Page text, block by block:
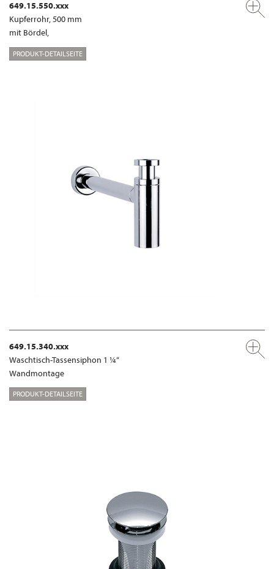
649.15.550.xxx
Kupferrohr, 500 mm
mit Bördel,
PRODUKT-DETAILSEITE
649.15.340.xxx
Waschtisch-Tassensiphon 1 ¼“
Wandmontage
PRODUKT-DETAILSEITE